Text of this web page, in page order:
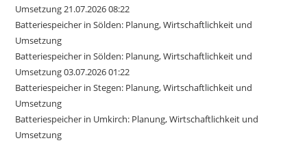
Umsetzung 21.07.2026 08:22
Batteriespeicher in Sölden: Planung, Wirtschaftlichkeit und
Umsetzung
Batteriespeicher in Sölden: Planung, Wirtschaftlichkeit und
Umsetzung 03.07.2026 01:22
Batteriespeicher in Stegen: Planung, Wirtschaftlichkeit und
Umsetzung
Batteriespeicher in Umkirch: Planung, Wirtschaftlichkeit und
Umsetzung